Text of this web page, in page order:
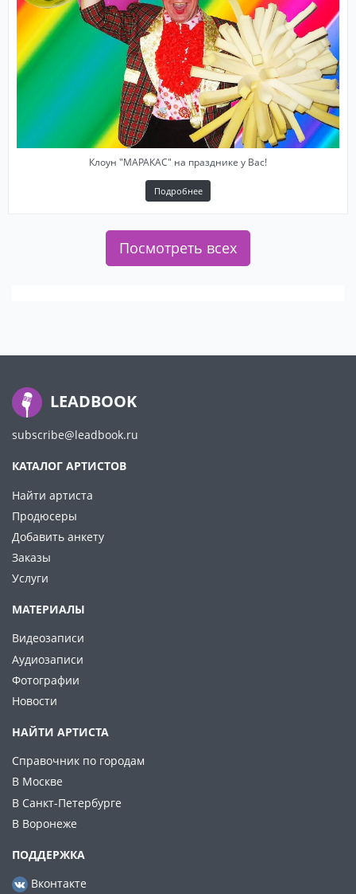
Клоун "МАРАКАС" на празднике у Вас!
Подробнее
Посмотреть всех
LEADBOOK
subscribe@leadbook.ru
КАТАЛОГ АРТИСТОВ
Найти артиста
Продюсеры
Добавить анкету
Заказы
Услуги
МАТЕРИАЛЫ
Видеозаписи
Аудиозаписи
Фотографии
Новости
НАЙТИ АРТИСТА
Справочник по городам
В Москве
В Санкт-Петербурге
В Воронеже
ПОДДЕРЖКА
Вконтакте